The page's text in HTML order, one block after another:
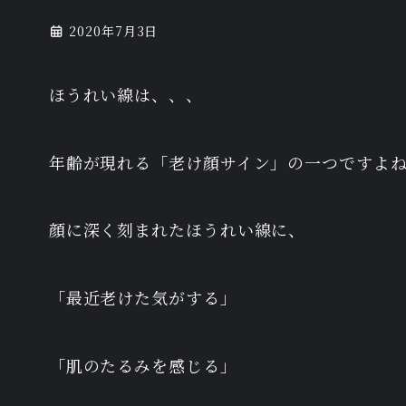
2020年7月3日
ほうれい線は、、、
年齢が現れる「老け顔サイン」の一つですよ
顔に深く刻まれたほうれい線に、
「最近老けた気がする」
「肌のたるみを感じる」